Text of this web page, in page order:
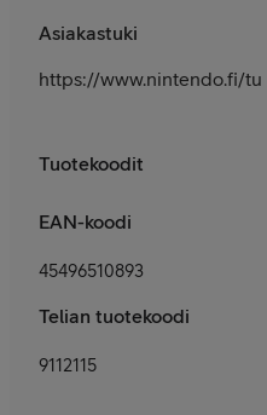
Asiakastuki
https://www.nintendo.fi/tuki
Tuotekoodit
EAN-koodi
45496510893
Telian tuotekoodi
9112115